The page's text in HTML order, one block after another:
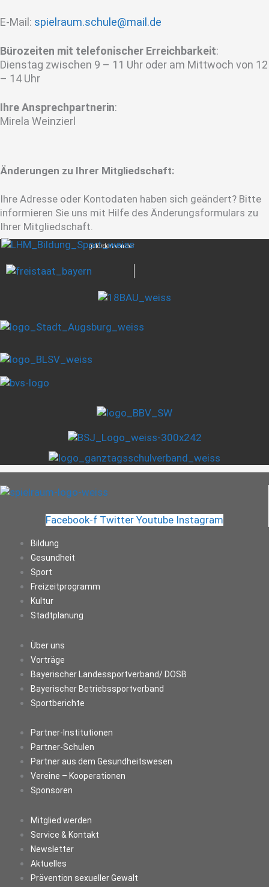
E-Mail: spielraum.schule@mail.de
Bürozeiten mit telefonischer Erreichbarkeit:
Dienstag zwischen 9 – 11 Uhr oder am Mittwoch von 12
– 14 Uhr
Ihre Ansprechpartnerin:
Mirela Weinzierl
Änderungen zu Ihrer Mitgliedschaft:
Ihre Adresse oder Kontodaten haben sich geändert? Bitte
informieren Sie uns mit Hilfe des Änderungsformulars zu
Ihrer Mitgliedschaft.
gefördert von der
Facebook-f Twitter Youtube Instagram
Bildung
Gesundheit
Sport
Freizeitprogramm
Kultur
Stadtplanung
Über uns
Vorträge
Bayerischer Landessportverband/ DOSB
Bayerischer Betriebssportverband
Sportberichte
Partner-Institutionen
Partner-Schulen
Partner aus dem Gesundheitswesen
Vereine – Kooperationen
Sponsoren
Mitglied werden
Service & Kontakt
Newsletter
Aktuelles
Prävention sexueller Gewalt